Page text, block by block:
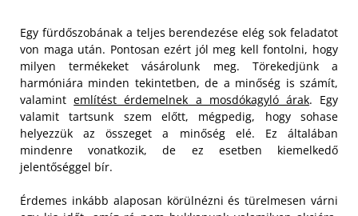
Egy fürdőszobának a teljes berendezése elég sok feladatot
von maga után. Pontosan ezért jól meg kell fontolni, hogy
milyen termékeket vásárolunk meg. Törekedjünk a
harmóniára minden tekintetben, de a minőség is számít,
valamintemlítést érdemelnek a mosdókagyló árak. Egy
valamit tartsunk szem előtt, mégpedig, hogy sohase
helyezzük az összeget a minőség elé. Ez általában
mindenre vonatkozik, de ez esetben kiemelkedő
jelentőséggel bír.
Érdemes inkább alaposan körülnézni és türelmesen várni